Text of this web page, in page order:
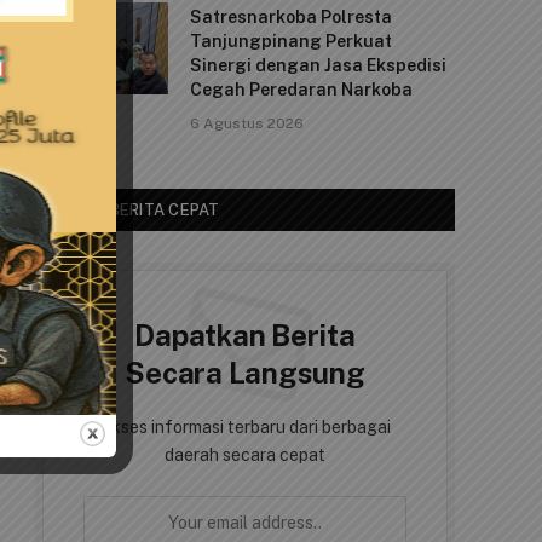
Satresnarkoba Polresta
Tanjungpinang Perkuat
Sinergi dengan Jasa Ekspedisi
Cegah Peredaran Narkoba
6 Agustus 2026
AKSES BERITA CEPAT
Dapatkan Berita
Secara Langsung
Akses informasi terbaru dari berbagai
daerah secara cepat